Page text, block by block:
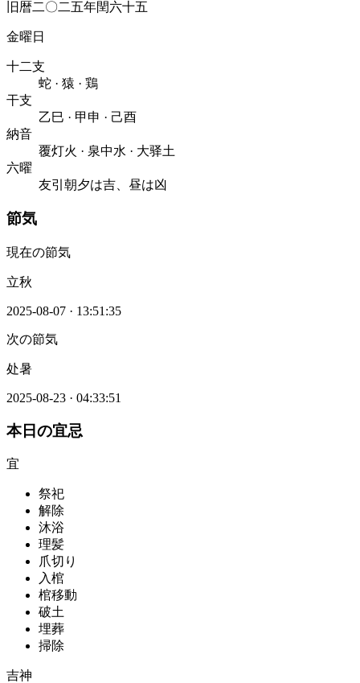
旧暦二〇二五年閏六十五
金曜日
十二支
蛇 · 猿 · 鶏
干支
乙巳 · 甲申 · 己酉
納音
覆灯火 · 泉中水 · 大驿土
六曜
友引 朝夕は吉、昼は凶
節気
現在の節気
立秋
2025-08-07 · 13:51:35
次の節気
处暑
2025-08-23 · 04:33:51
本日の宜忌
宜
祭祀
解除
沐浴
理髪
爪切り
入棺
棺移動
破土
埋葬
掃除
吉神